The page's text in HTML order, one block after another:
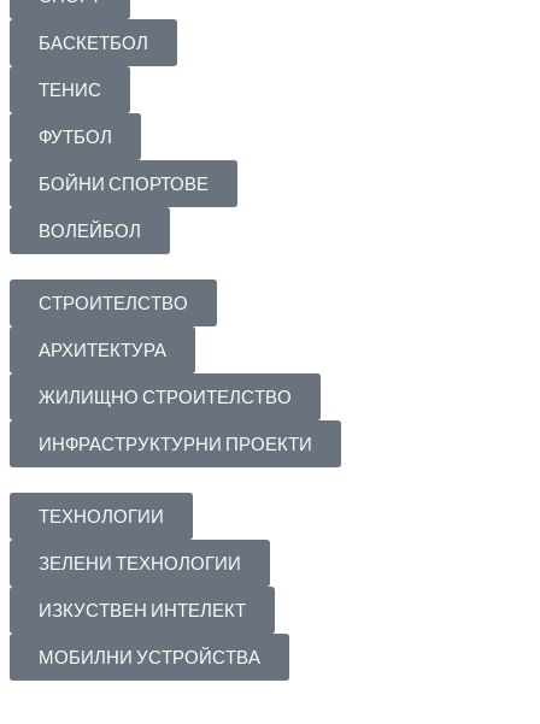
БАСКЕТБОЛ
ТЕНИС
ФУТБОЛ
БОЙНИ СПОРТОВЕ
ВОЛЕЙБОЛ
СТРОИТЕЛСТВО
АРХИТЕКТУРА
ЖИЛИЩНО СТРОИТЕЛСТВО
ИНФРАСТРУКТУРНИ ПРОЕКТИ
ТЕХНОЛОГИИ
ЗЕЛЕНИ ТЕХНОЛОГИИ
ИЗКУСТВЕН ИНТЕЛЕКТ
МОБИЛНИ УСТРОЙСТВА